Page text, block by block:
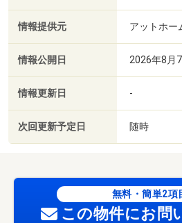
情報提供元 アットホー
情報公開日 2026年8月
情報更新日 -
次回更新予定日 随時
無料・簡単2項
この物件にお問